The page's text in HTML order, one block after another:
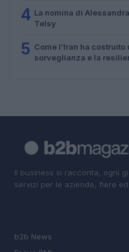
4 La nomina di
Telsy
5 Come l’Iran ha
sorveglianza e la
Il business si racconta, ogni
servizi per le aziende, fiere
b2b News